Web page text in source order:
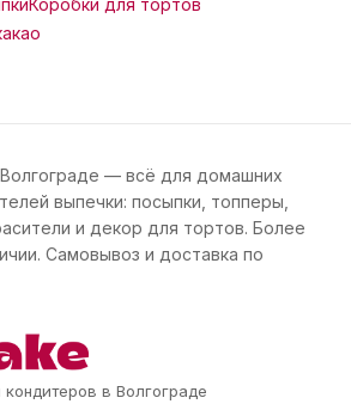
Коробки для тортов
— всё для домашних
выпечки: посыпки, топперы,
и декор для тортов. Более
Самовывоз и доставка по
в Волгограде